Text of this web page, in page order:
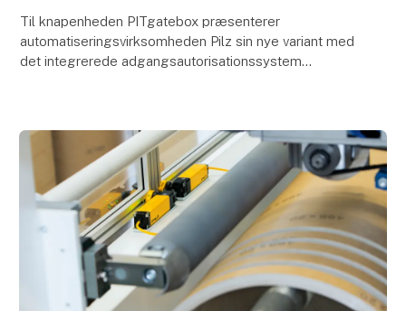
Til knapenheden PITgatebox præsenterer
automatiseringsvirksomheden Pilz sin nye variant med
det integrerede adgangsautorisationssystem